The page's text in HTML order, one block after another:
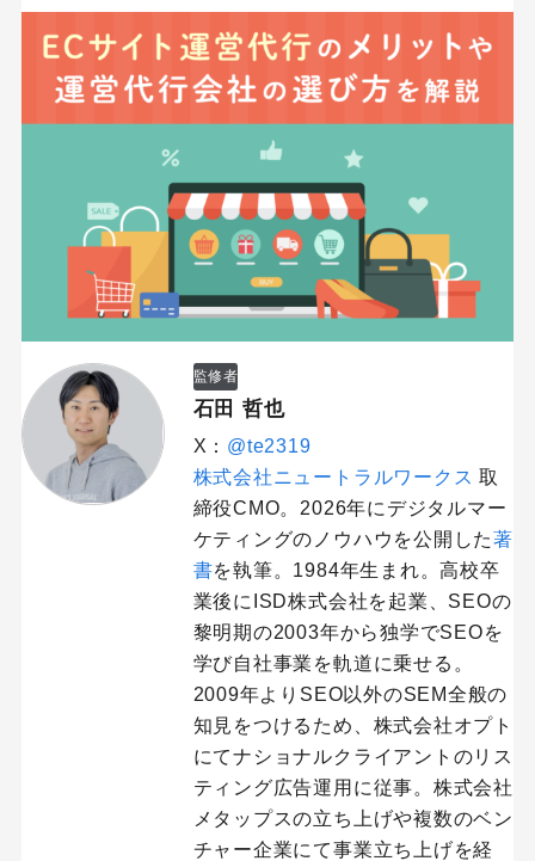
監修者
石田 哲也
X： @te2319
株式会社ニュートラルワークス 取
締役CMO。2026年にデジタルマー
ケティングのノウハウを公開した著
書を執筆。1984年生まれ。高校卒
業後にISD株式会社を起業、SEOの
黎明期の2003年から独学でSEOを
学び自社事業を軌道に乗せる。
2009年よりSEO以外のSEM全般の
知見をつけるため、株式会社オプト
にてナショナルクライアントのリス
ティング広告運用に従事。株式会社
メタップスの立ち上げや複数のベン
チャー企業にて事業立ち上げを経